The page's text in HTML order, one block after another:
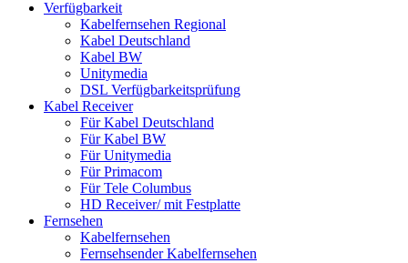
Verfügbarkeit
Kabelfernsehen Regional
Kabel Deutschland
Kabel BW
Unitymedia
DSL Verfügbarkeitsprüfung
Kabel Receiver
Für Kabel Deutschland
Für Kabel BW
Für Unitymedia
Für Primacom
Für Tele Columbus
HD Receiver/ mit Festplatte
Fernsehen
Kabelfernsehen
Fernsehsender Kabelfernsehen